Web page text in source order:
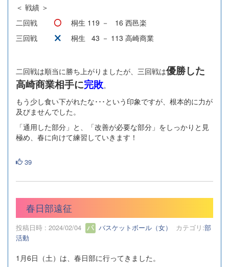
＜ 戦績 ＞
二回戦
桐生 119 － 16 西邑楽
三回戦
桐生 43 － 113 高崎商業
二回戦は順当に勝ち上がりましたが、三回戦は優勝した
高崎商業相手に完敗。
もう少し食い下がれたな･･･という印象ですが、根本的に力が
及びませんでした。
「通用した部分」と、「改善が必要な部分」をしっかりと見
極め、春に向けて練習していきます！
39
春日部遠征
投稿日時 : 2024/02/04 バスケットボール（女） カテゴリ:部
活動
1月6日（土）は、春日部に行ってきました。